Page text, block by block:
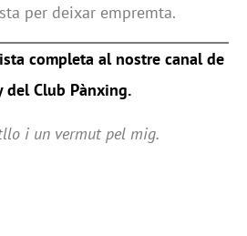
per deixar empremta.
completa al nostre canal de
del Club Pànxing.
i un vermut pel mig.